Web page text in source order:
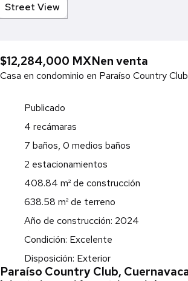
Street View
$12,284,000 MXNen venta
Casa en condominio en Paraíso Country
Publicado
4 recámaras
7 baños, 0 medios baños
2 estacionamientos
408.84 m² de construcción
638.58 m² de terreno
Año de construcción: 2024
Condición: Excelente
Disposición: Exterior
Paraíso Country Club,